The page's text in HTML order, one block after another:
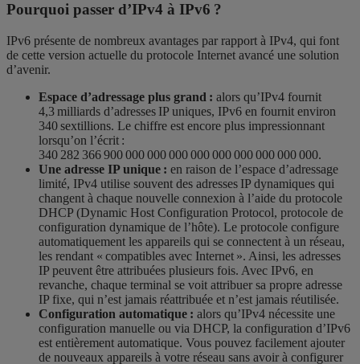
Pourquoi passer d’IPv4 à IPv6 ?
IPv6 présente de nombreux avantages par rapport à IPv4, qui font
de cette version actuelle du protocole Internet avancé une solution
d’avenir.
Espace d’adressage plus grand : alors qu’IPv4 fournit
4,3 milliards d’adresses IP uniques, IPv6 en fournit environ
340 sextillions. Le chiffre est encore plus impressionnant
lorsqu’on l’écrit :
340 282 366 900 000 000 000 000 000 000 000 000 000.
Une adresse IP unique : en raison de l’espace d’adressage
limité, IPv4 utilise souvent des adresses IP dynamiques qui
changent à chaque nouvelle connexion à l’aide du protocole
DHCP (Dynamic Host Configuration Protocol, protocole de
configuration dynamique de l’hôte). Le protocole configure
automatiquement les appareils qui se connectent à un réseau,
les rendant « compatibles avec Internet ». Ainsi, les adresses
IP peuvent être attribuées plusieurs fois. Avec IPv6, en
revanche, chaque terminal se voit attribuer sa propre adresse
IP fixe, qui n’est jamais réattribuée et n’est jamais réutilisée.
Configuration automatique : alors qu’IPv4 nécessite une
configuration manuelle ou via DHCP, la configuration d’IPv6
est entièrement automatique. Vous pouvez facilement ajouter
de nouveaux appareils à votre réseau sans avoir à configurer